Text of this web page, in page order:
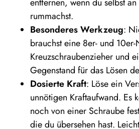
rummachst.
Besonderes Werkzeug:
brauchst eine 8er- und 10er-
Kreuzschraubenzieher und
Gegenstand für das Lösen
Dosierte Kraft: Löse ein
unnötigen Kraftaufwand. Es
noch von einer Schraube
die du übersehen hast.